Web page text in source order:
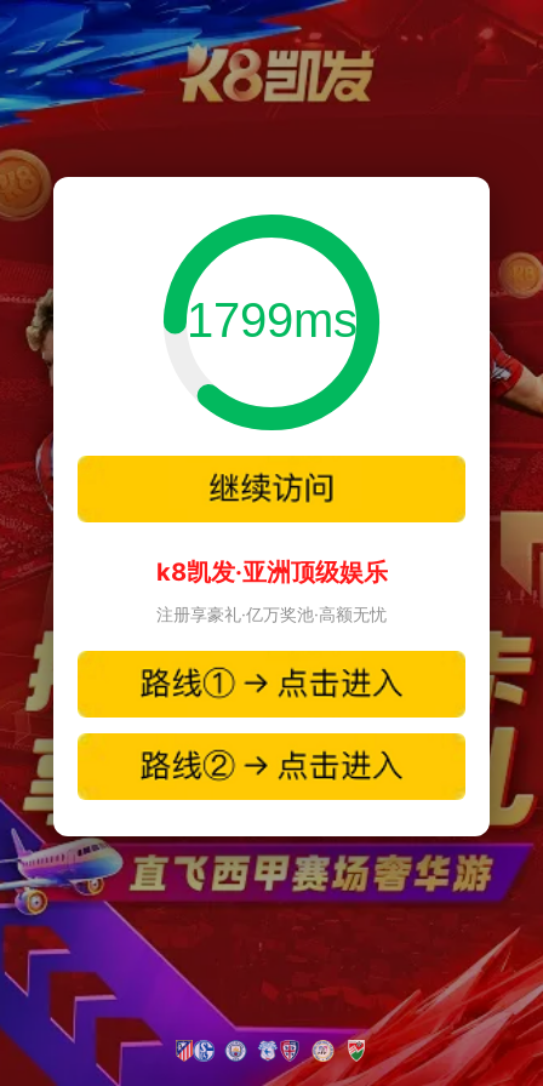
1799ms
k8凯发·亚洲顶级娱乐
注册享豪礼·亿万奖池·高额无忧